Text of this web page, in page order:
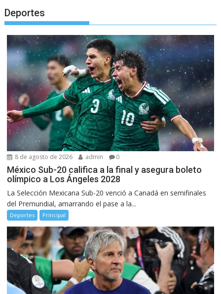
Deportes
8 de agosto de 2026 admin 0
México Sub-20 califica a la final y asegura boleto
olímpico a Los Ángeles 2028
La Selección Mexicana Sub-20 venció a Canadá en semifinales
del Premundial, amarrando el pase a la...
Deportes Principal